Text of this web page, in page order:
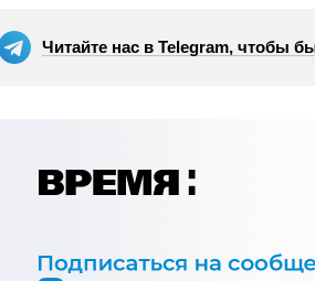
Читайте нас в Telegram, чтобы